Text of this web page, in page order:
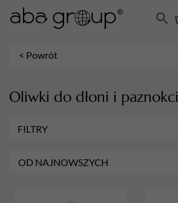
< Powrót
Oliwki do dłoni i paznokci
FILTRY
Aba Group
OD NAJNOWSZYCH